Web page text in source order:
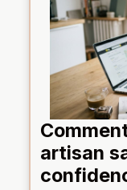
artisan